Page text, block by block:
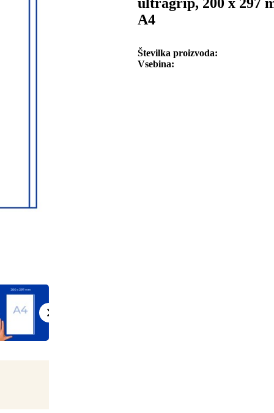
A4
Številka proizvoda
Vsebina